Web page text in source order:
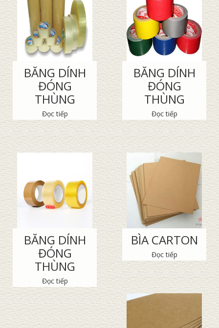
BĂNG DÍNH
ĐÓNG
THÙNG
Đọc tiếp
BĂNG DÍNH
ĐÓNG
THÙNG
Đọc tiếp
BĂNG DÍNH
ĐÓNG
THÙNG
Đọc tiếp
BÌA CARTON
Đọc tiếp